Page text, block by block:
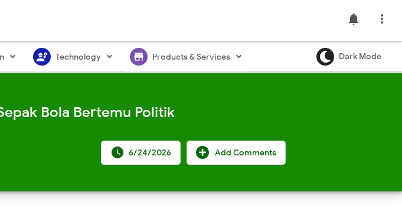

notifications
engineering Technology store Products & Services Dark Mode
Bola Bertemu Politik
Add Comments
 6/24/2026